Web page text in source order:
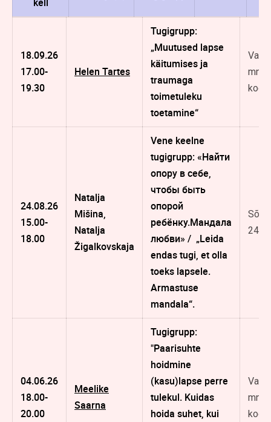
18.09.26
17.00-
19.30
Helen Tartes
Tugigrupp:
„Muutused lapse
käitumises ja
traumaga
toimetuleku
toetamine“
mnt
24.08.26
15.00-
18.00
Natalja
Mišina,
Natalja
Žigalkovskaja
Vene keelne
tugigrupp: «Найти
опору в себе,
чтобы быть
опорой
ребёнку.Мандала
любви» / „Leida
endas tugi, et olla
toeks lapsele.
Armastuse
mandala“.
248,
04.06.26
18.00-
20.00
Meelike
Saarna
Tugigrupp:
"Paarisuhte
hoidmine
(kasu)lapse perre
tulekul. Kuidas
hoida suhet, kui
mnt